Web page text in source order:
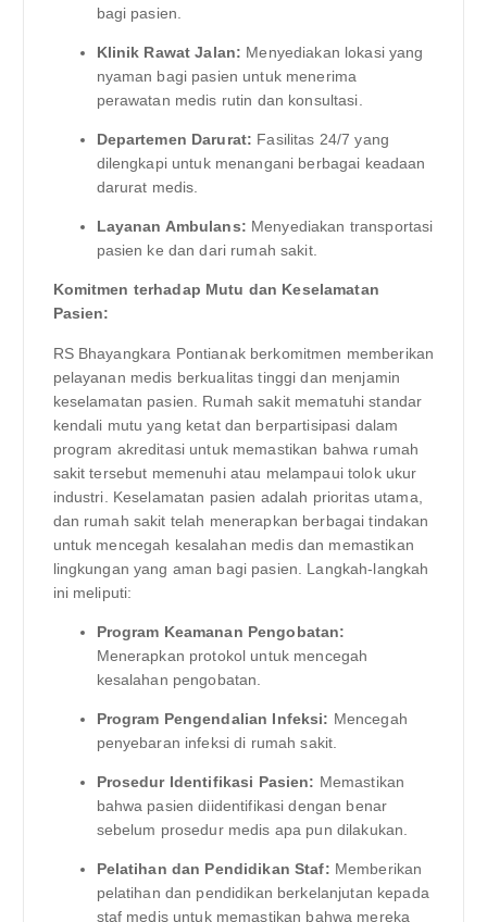
bagi pasien.
Klinik Rawat Jalan: Menyediakan lokasi yang
nyaman bagi pasien untuk menerima
perawatan medis rutin dan konsultasi.
Departemen Darurat: Fasilitas 24/7 yang
dilengkapi untuk menangani berbagai keadaan
darurat medis.
Layanan Ambulans: Menyediakan transportasi
pasien ke dan dari rumah sakit.
Komitmen terhadap Mutu dan Keselamatan
Pasien:
RS Bhayangkara Pontianak berkomitmen memberikan
pelayanan medis berkualitas tinggi dan menjamin
keselamatan pasien. Rumah sakit mematuhi standar
kendali mutu yang ketat dan berpartisipasi dalam
program akreditasi untuk memastikan bahwa rumah
sakit tersebut memenuhi atau melampaui tolok ukur
industri. Keselamatan pasien adalah prioritas utama,
dan rumah sakit telah menerapkan berbagai tindakan
untuk mencegah kesalahan medis dan memastikan
lingkungan yang aman bagi pasien. Langkah-langkah
ini meliputi:
Program Keamanan Pengobatan:
Menerapkan protokol untuk mencegah
kesalahan pengobatan.
Program Pengendalian Infeksi: Mencegah
penyebaran infeksi di rumah sakit.
Prosedur Identifikasi Pasien: Memastikan
bahwa pasien diidentifikasi dengan benar
sebelum prosedur medis apa pun dilakukan.
Pelatihan dan Pendidikan Staf: Memberikan
pelatihan dan pendidikan berkelanjutan kepada
staf medis untuk memastikan bahwa mereka